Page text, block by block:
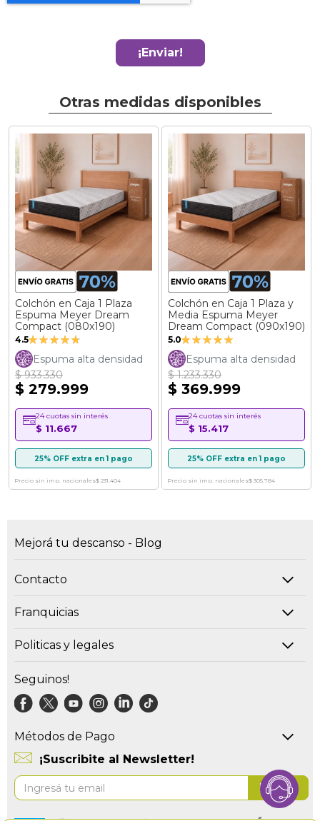
¡Enviar!
Otras medidas disponibles
Colchón en Caja 1 Plaza
Espuma Meyer Dream
Compact (080x190)
Valoración:
89%
4.5
Espuma alta densidad
$ 933.330
$ 279.999
24 cuotas sin interés
$ 11.667
25% OFF extra en 1 pago
Precio sin imp. nacionales$ 231.404
Colchón en Caja 1 Plaza y
Media Espuma Meyer
Dream Compact (090x190)
Valoración:
100%
5.0
Espuma alta densidad
$ 1.233.330
$ 369.999
24 cuotas sin interés
$ 15.417
25% OFF extra en 1 pago
Precio sin imp. nacionales$ 305.784
Mejorá tu descanso - Blog
Contacto
Franquicias
Politicas y legales
¡Suscribite al Newsletter!
Suscríbase
al
Enviar
Seguinos!
Métodos de Pago